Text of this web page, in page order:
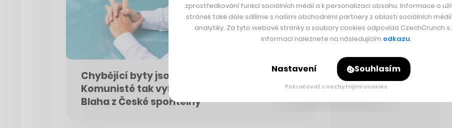
Chybějící byty jsou dnes top téma.
Komunisté tak vyhráli v Salcburku, říká
Blaha z České spořitelny
zprostředkování funkcí sociálních médií a k personalizaci obsahu. Informace o
stránek také dále sdílíme s našimi obchodními partnery z oblasti sociálních
analytiky. Za tyto webové stránky a soubory cookies odpovídá CzechCrunch
informací naleznete na následujícím odkazu.
Nastavení Souhlasím
Pokračovat s nezbytnými cookies